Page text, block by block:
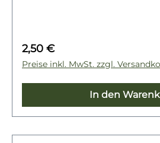
Motiv ist ein echter
perfekt zu Halloween,
Taschen, Kissen,
Partydeko – die vielseitige
gewisse Schaudern in
macht sie zu einem
Regulärer Preis:
2,50 €
Preise inkl. MwSt. zzgl.
In den